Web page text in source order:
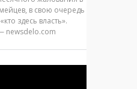
в свою очередь
здесь власть».
newsdelo.com